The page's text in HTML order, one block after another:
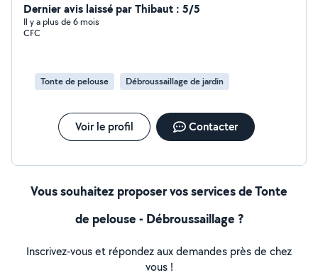
quelque chose, je sais presque tout faire et même si je
ne sais pas le faire, je trouverai quelqu'un pour vous
aider
Dernier avis laissé par Thibaut : 5/5
Il y a plus de 6 mois
CFC
Tonte de pelouse Débroussaillage de jardin
Voir le profil Contacter
Vous souhaitez proposer vos services de Tonte
de pelouse - Débroussaillage ?
Inscrivez-vous et répondez aux demandes près de chez
vous !